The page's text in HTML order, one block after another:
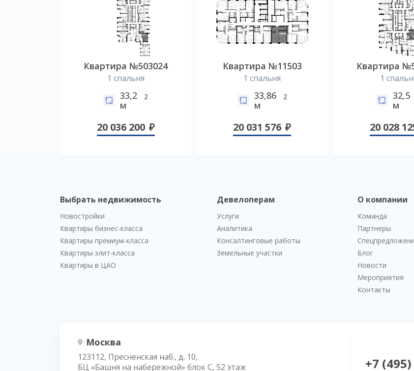
Квартира №503024
1 спальня
33,2
м
2
20 036 200
Квартира №11503
1 спальня
33,86
м
2
20 031 576
Квартира
1
32,5
м
20 028
Выбрать недвижимость
Новостройки
Квартиры бизнес-класса
Квартиры премиум-класса
Квартиры элит-класса
Квартиры в ЦАО
Девелоперам
Услуги
Аналитика
Консалтинговые работы
Земельные участки
О компании
Команда
Партнеры
Блог
Новости
Мероприятия
Контакты
Москва
123112, Пресненская наб., д. 10,
БЦ «Башня на набережной» блок С, 52 этаж
+7